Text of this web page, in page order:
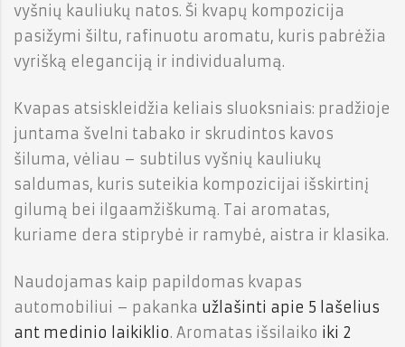
vyšnių kauliukų natos. Ši kvapų kompozicija
pasižymi šiltu, rafinuotu aromatu, kuris pabrėžia
vyrišką eleganciją ir individualumą.
Kvapas atsiskleidžia keliais sluoksniais: pradžioje
juntama švelni tabako ir skrudintos kavos
šiluma, vėliau – subtilus vyšnių kauliukų
saldumas, kuris suteikia kompozicijai išskirtinį
gilumą bei ilgaamžiškumą. Tai aromatas,
kuriame dera stiprybė ir ramybė, aistra ir klasika.
Naudojamas kaip papildomas kvapas
automobiliui – pakanka užlašinti apie 5 lašelius
ant medinio laikiklio. Aromatas išsilaiko iki 2